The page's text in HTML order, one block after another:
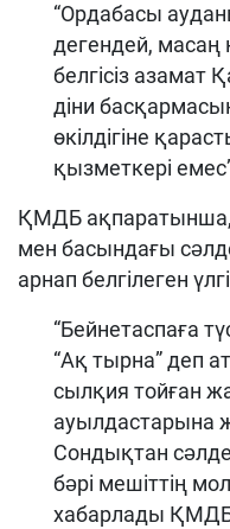
“Ордабасы
дегендей, масаң
белгісіз
діни
өкілдігіне
қызметкері
ҚМДБ ақпаратынша,
мен басындағы
арнап белгілеген
“Бейнетаспаға
“Ақ тырна” деп
сылқия тойған
ауылдастарына
Сондықтан
бəрі мешіттің
хабарлады ҚМДБ